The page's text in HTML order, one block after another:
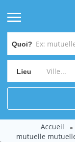
Quoi?
Lieu
Accueil
mutuelle